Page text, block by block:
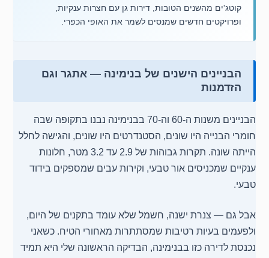
קוטג'ים מהשנים הטובות, דירות גן עם חצרות ענקיות,
ופרויקטים חדשים שמנסים לשמר את האופי הכפרי.
הבניינים הישנים של בנימינה — אתגר וגם
הזדמנות
הבניינים משנות ה-60 וה-70 בבנימינה נבנו בתקופה שבה
חומרי הבנייה היו שונים, הסטנדרטים היו שונים, והגישה לחלל
הייתה שונה. תקרות גבוהות של 2.9 עד 3.2 מטר, חלונות
ענקיים שמכניסים אור טבעי, וקירות עבים שמספקים בידוד
טבעי.
אבל גם — צנרת ישנה, חשמל שלא עומד בתקנים של היום,
ולפעמים בעיות רטיבות שמסתתרות מאחורי הטיח. כשאני
נכנסת לדירה כזו בבנימינה, הבדיקה הראשונה שלי היא תמיד